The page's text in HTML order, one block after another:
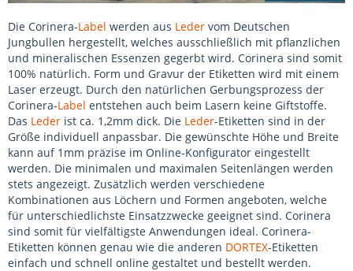
Die Corinera-Label werden aus Leder vom Deutschen
Jungbullen hergestellt, welches ausschließlich mit pflanzlichen
und mineralischen Essenzen gegerbt wird. Corinera sind somit
100% natürlich. Form und Gravur der Etiketten wird mit einem
Laser erzeugt. Durch den natürlichen Gerbungsprozess der
Corinera-Label entstehen auch beim Lasern keine Giftstoffe.
Das Leder ist ca. 1,2mm dick. Die Leder-Etiketten sind in der
Größe individuell anpassbar. Die gewünschte Höhe und Breite
kann auf 1mm präzise im Online-Konfigurator eingestellt
werden. Die minimalen und maximalen Seitenlängen werden
stets angezeigt. Zusätzlich werden verschiedene
Kombinationen aus Löchern und Formen angeboten, welche
für unterschiedlichste Einsatzzwecke geeignet sind. Corinera
sind somit für vielfältigste Anwendungen ideal. Corinera-
Etiketten können genau wie die anderen DORTEX-Etiketten
einfach und schnell online gestaltet und bestellt werden.